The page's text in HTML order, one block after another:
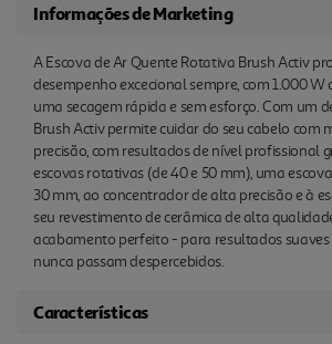
Informações de Marketing
A Escova de Ar Quente Rotativa Brush Activ
desempenho excecional sempre, com 1.000 W
uma secagem rápida e sem esforço. Com um
Brush Activ permite cuidar do seu cabelo com
precisão, com resultados de nível profissional
escovas rotativas (de 40 e 50 mm), uma
30 mm, ao concentrador de alta precisão e à
seu revestimento de cerâmica de alta
acabamento perfeito - para resultados suaves
nunca passam despercebidos.
Características